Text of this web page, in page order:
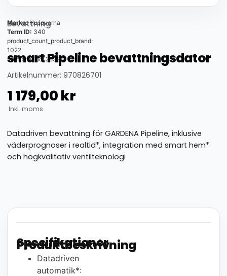
Bevattning
Marka:Husqvarna
Term ID: 340
product_count_product_brand:
1022
thumbnail_id: 25324
smart Pipeline bevattningsdator
Artikelnummer: 970826701
1 179,00kr
Inkl. moms
Datadriven bevattning för GARDENA Pipeline, inklusive
väderprognoser i realtid*, integration med smart hem*
och högkvalitativ ventilteknologi
Produktbeskrivning
Datadriven
automatik*:
Specifikationer